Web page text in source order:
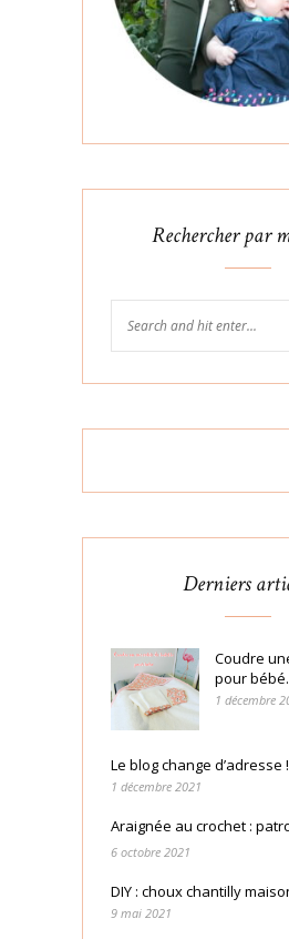
Rechercher par
Derniers
Coudre
pour
1 décembre
Le blog change d’adresse !
1 décembre 2021
Araignée au crochet :
6 octobre 2021
DIY : choux chantilly
9 mai 2021